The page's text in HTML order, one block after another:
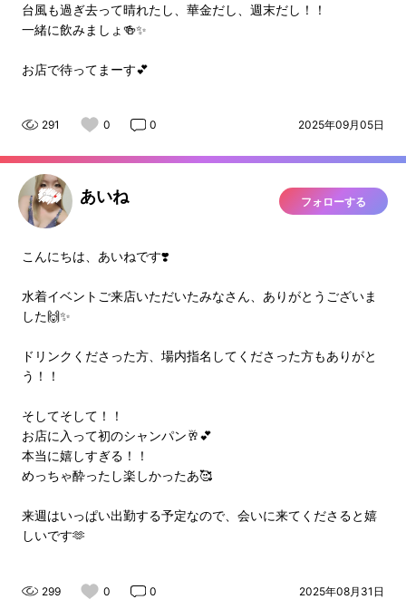
台風も過ぎ去って晴れたし、華金だし、週末だし！！
一緒に飲みましょ🍻✨
お店で待ってまーす💕
291 0 0 2025年09月05日
あいね フォローする
こんにちは、あいねです❣️
水着イベントご来店いただいたみなさん、ありがとうございま
した🙌✨
ドリンクくださった方、場内指名してくださった方もありがと
う！！
そしてそして！！
お店に入って初のシャンパン🥂💕
本当に嬉しすぎる！！
めっちゃ酔ったし楽しかったあ🥰
来週はいっぱい出勤する予定なので、会いに来てくださると嬉
しいです🫶
299 0 0 2025年08月31日